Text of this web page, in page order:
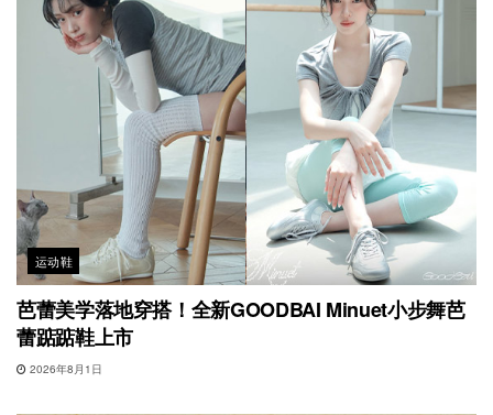
运动鞋
芭蕾美学落地穿搭！全新GOODBAI Minuet小步舞芭
蕾踮踮鞋上市
2026年8月1日